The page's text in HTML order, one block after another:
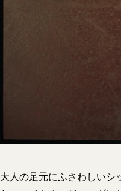
大人の足元にふさわしいシ